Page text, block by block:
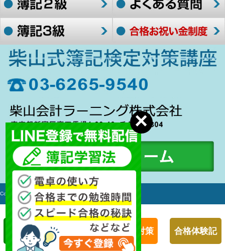
簿記１級対策 簿記２級対策 合格体験記
Copyright c 2006-2017 簿記検定対策講座 All rights Reserved.